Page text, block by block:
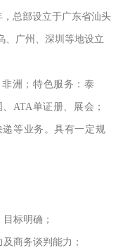
总部设立于广东省汕头
、广州、深圳等地设立
洲；特色服务：泰
ATA单证册、展会；
递等业务。具有一定规
标明确；
商务谈判能力；